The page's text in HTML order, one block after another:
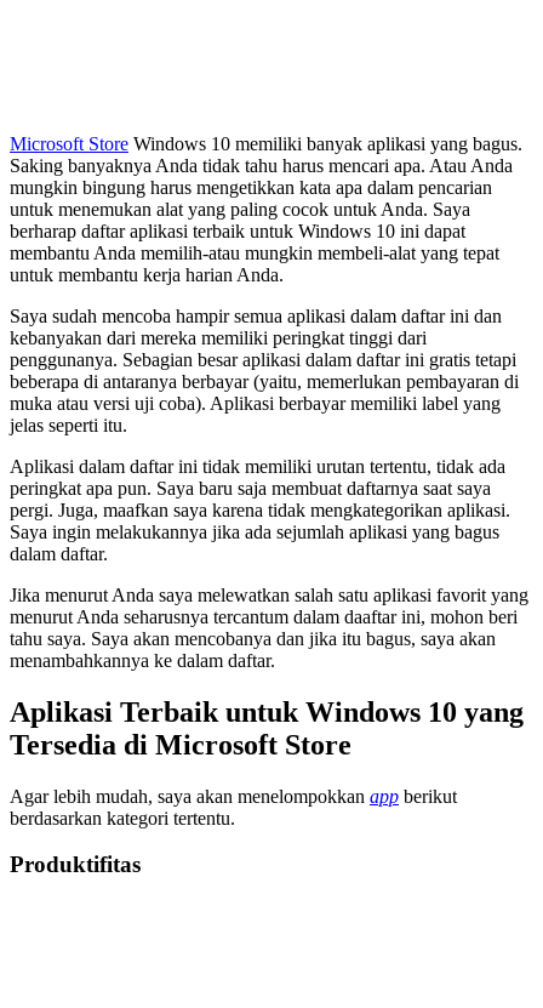
Microsoft Store Windows 10 memiliki banyak aplikasi yang bagus.
Saking banyaknya Anda tidak tahu harus mencari apa. Atau Anda
mungkin bingung harus mengetikkan kata apa dalam pencarian
untuk menemukan alat yang paling cocok untuk Anda. Saya
berharap daftar aplikasi terbaik untuk Windows 10 ini dapat
membantu Anda memilih-atau mungkin membeli-alat yang tepat
untuk membantu kerja harian Anda.
Saya sudah mencoba hampir semua aplikasi dalam daftar ini dan
kebanyakan dari mereka memiliki peringkat tinggi dari
penggunanya. Sebagian besar aplikasi dalam daftar ini gratis tetapi
beberapa di antaranya berbayar (yaitu, memerlukan pembayaran di
muka atau versi uji coba). Aplikasi berbayar memiliki label yang
jelas seperti itu.
Aplikasi dalam daftar ini tidak memiliki urutan tertentu, tidak ada
peringkat apa pun. Saya baru saja membuat daftarnya saat saya
pergi. Juga, maafkan saya karena tidak mengkategorikan aplikasi.
Saya ingin melakukannya jika ada sejumlah aplikasi yang bagus
dalam daftar.
Jika menurut Anda saya melewatkan salah satu aplikasi favorit yang
menurut Anda seharusnya tercantum dalam daaftar ini, mohon beri
tahu saya. Saya akan mencobanya dan jika itu bagus, saya akan
menambahkannya ke dalam daftar.
Aplikasi Terbaik untuk Windows 10 yang
Tersedia di Microsoft Store
Agar lebih mudah, saya akan menelompokkan app berikut
berdasarkan kategori tertentu.
Produktifitas